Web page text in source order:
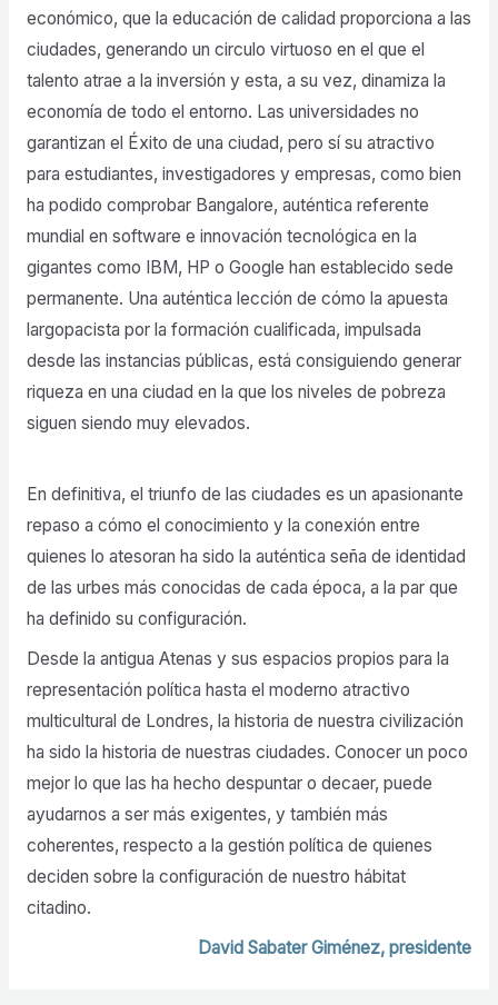
económico, que la educación de calidad proporciona a las
ciudades, generando un circulo virtuoso en el que el
talento atrae a la inversión y esta, a su vez, dinamiza la
economía de todo el entorno. Las universidades no
garantizan el Éxito de una ciudad, pero sí su atractivo
para estudiantes, investigadores y empresas, como bien
ha podido comprobar Bangalore, auténtica referente
mundial en software e innovación tecnológica en la
gigantes como IBM, HP o Google han establecido sede
permanente. Una auténtica lección de cómo la apuesta
largopacista por la formación cualificada, impulsada
desde las instancias públicas, está consiguiendo generar
riqueza en una ciudad en la que los niveles de pobreza
siguen siendo muy elevados.
En definitiva, el triunfo de las ciudades es un apasionante
repaso a cómo el conocimiento y la conexión entre
quienes lo atesoran ha sido la auténtica seña de identidad
de las urbes más conocidas de cada época, a la par que
ha definido su configuración.
Desde la antigua Atenas y sus espacios propios para la
representación política hasta el moderno atractivo
multicultural de Londres, la historia de nuestra civilización
ha sido la historia de nuestras ciudades. Conocer un poco
mejor lo que las ha hecho despuntar o decaer, puede
ayudarnos a ser más exigentes, y también más
coherentes, respecto a la gestión política de quienes
deciden sobre la configuración de nuestro hábitat
citadino.
David Sabater Giménez, presidente